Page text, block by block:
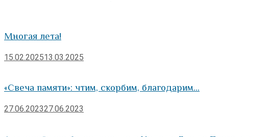
Многая лета!
15.02.202513.03.2025
«Свеча памяти»: чтим, скорбим, благодарим…
27.06.202327.06.2023